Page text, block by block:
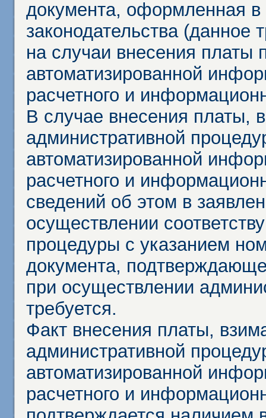
документа, оформленная в
законодательства (данное
на случаи внесения платы
автоматизированной
расчетного и
В случае внесения платы,
административной
автоматизированной
расчетного и
сведений об этом в
осуществлении
процедуры с указанием
документа,
при осуществлении
требуется.
Факт внесения платы,
административной
автоматизированной
расчетного и